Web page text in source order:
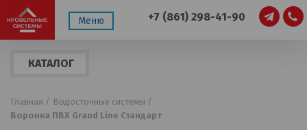
Меню +7 (861) 298-41-90
КАТАЛОГ
Главная / Водосточные системы /
Воронка ПВХ Grand Line Стандарт